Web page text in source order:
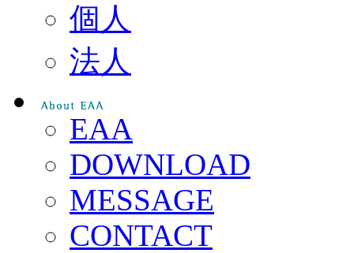
個人
法人
EAA
DOWNLOAD
MESSAGE
CONTACT